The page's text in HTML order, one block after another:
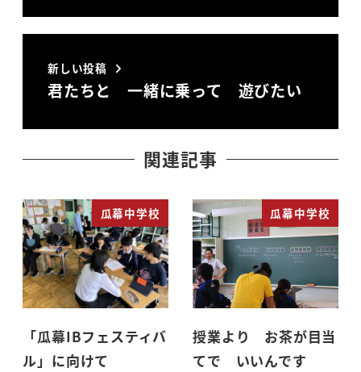
新しい投稿
君たちと 一緒に乗って 遊びたい
関連記事
瓜幕中学校
「瓜幕IBフェスティバ
ル」に向けて
瓜幕中学校
授業より お茶が目当
てで いいんです